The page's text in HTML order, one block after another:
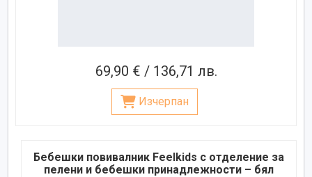
69,90 € / 136,71 лв.
Изчерпан
Бебешки повивалник Feelkids с отделение за
пелени и бебешки принадлежности – бял